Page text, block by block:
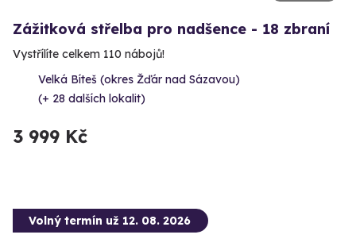
Zážitková střelba pro nadšence - 18 zbraní
Vystřílíte celkem 110 nábojů!
Velká Bíteš (okres Žďár nad Sázavou)
(+ 28 dalších lokalit)
3 999 Kč
Volný termín už 12. 08. 2026